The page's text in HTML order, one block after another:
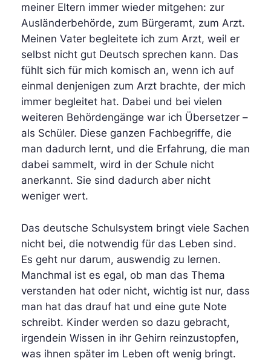
meiner Eltern immer wieder mitgehen: zur
Ausländerbehörde, zum Bürgeramt, zum Arzt.
Meinen Vater begleitete ich zum Arzt, weil er
selbst nicht gut Deutsch sprechen kann. Das
fühlt sich für mich komisch an, wenn ich auf
einmal denjenigen zum Arzt brachte, der mich
immer begleitet hat. Dabei und bei vielen
weiteren Behördengänge war ich Übersetzer –
als Schüler. Diese ganzen Fachbegriffe, die
man dadurch lernt, und die Erfahrung, die man
dabei sammelt, wird in der Schule nicht
anerkannt. Sie sind dadurch aber nicht
weniger wert.
Das deutsche Schulsystem bringt viele Sachen
nicht bei, die notwendig für das Leben sind.
Es geht nur darum, auswendig zu lernen.
Manchmal ist es egal, ob man das Thema
verstanden hat oder nicht, wichtig ist nur, dass
man hat das drauf hat und eine gute Note
schreibt. Kinder werden so dazu gebracht,
irgendein Wissen in ihr Gehirn reinzustopfen,
was ihnen später im Leben oft wenig bringt.